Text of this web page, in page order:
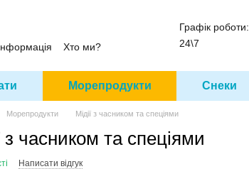
Хто ми?
Графік роботи:
24\7
Морепродукти Снеки
Морепродукти Мідії з часником та спеціями
з часником та спеціями
Написати відгук